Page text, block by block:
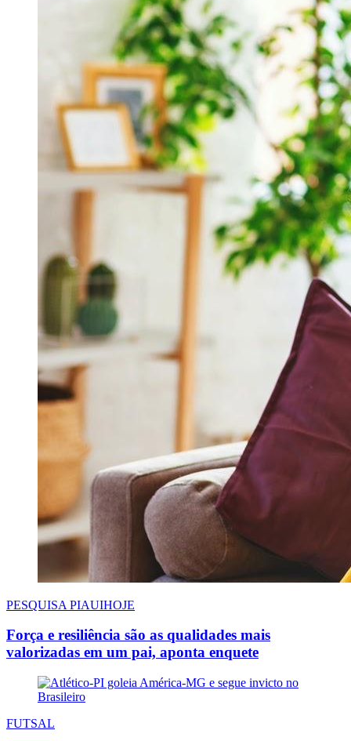
PESQUISA PIAUIHOJE
Força e resiliência são as qualidades mais
valorizadas em um pai, aponta enquete
FUTSAL